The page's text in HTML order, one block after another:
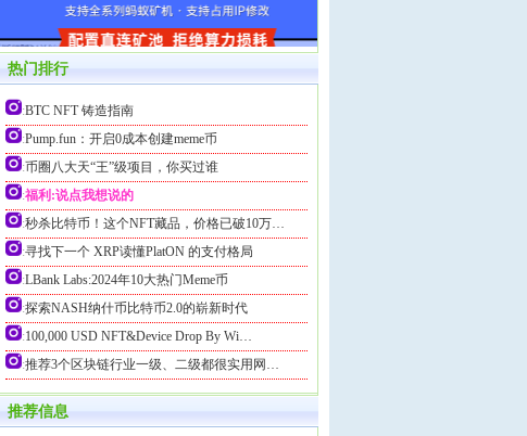
热门排行
:BTC NFT 铸造指南
:Pump.fun：开启0成本创建meme币
:币圈八大天“王”级项目，你买过谁
:福利:说点我想说的
:秒杀比特币！这个NFT藏品，价格已破10万…
:寻找下一个 XRP读懂PlatON 的支付格局
:LBank Labs:2024年10大热门Meme币
:探索NASH纳什币比特币2.0的崭新时代
:100,000 USD NFT&Device Drop By Wi…
:推荐3个区块链行业一级、二级都很实用网…
推荐信息